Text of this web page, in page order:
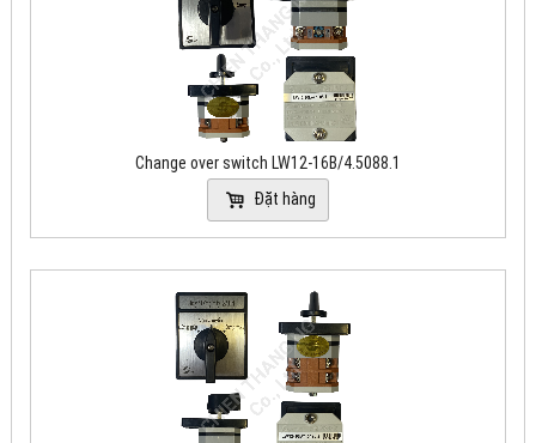
Change over switch LW12-16B/4.5088.1
Đặt hàng